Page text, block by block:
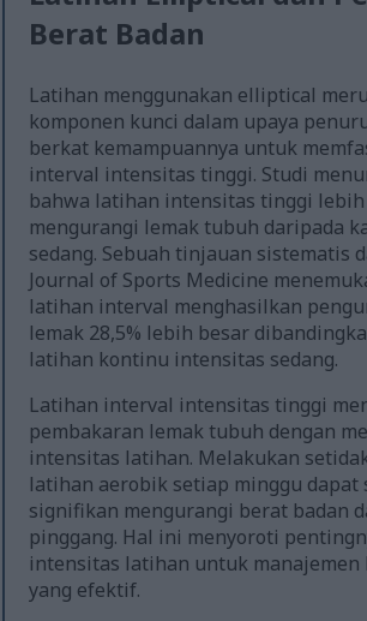
Berat Badan
Latihan menggunakan elliptical
komponen kunci dalam upaya
berkat kemampuannya untuk
interval intensitas tinggi. Studi
bahwa latihan intensitas tinggi
mengurangi lemak tubuh daripada
sedang. Sebuah tinjauan sistematis
Journal of Sports Medicine
latihan interval menghasilkan
lemak 28,5% lebih besar
latihan kontinu intensitas sedang.
Latihan interval intensitas tinggi
pembakaran lemak tubuh dengan
intensitas latihan. Melakukan
latihan aerobik setiap minggu dapat
signifikan mengurangi berat badan
pinggang. Hal ini menyoroti
intensitas latihan untuk manajemen
yang efektif.